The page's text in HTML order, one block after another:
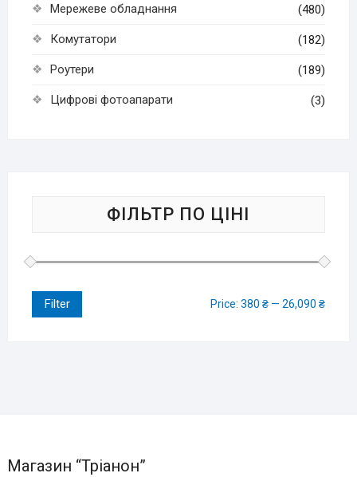
Мережеве обладнання (480)
Комутатори (182)
Роутери (189)
Цифрові фотоапарати (3)
ФІЛЬТР ПО ЦІНІ
Filter Price:380 ₴ —26,090 ₴
Магазин “Тріанон”